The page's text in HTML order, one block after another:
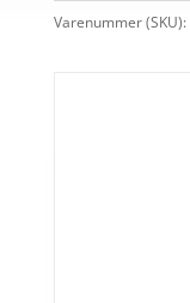
Varenummer (SKU):